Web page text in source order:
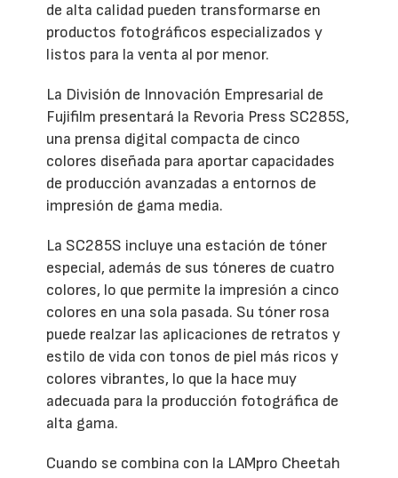
de alta calidad pueden transformarse en
productos fotográficos especializados y
listos para la venta al por menor.
La División de Innovación Empresarial de
Fujifilm presentará la Revoria Press SC285S,
una prensa digital compacta de cinco
colores diseñada para aportar capacidades
de producción avanzadas a entornos de
impresión de gama media.
La SC285S incluye una estación de tóner
especial, además de sus tóneres de cuatro
colores, lo que permite la impresión a cinco
colores en una sola pasada. Su tóner rosa
puede realzar las aplicaciones de retratos y
estilo de vida con tonos de piel más ricos y
colores vibrantes, lo que la hace muy
adecuada para la producción fotográfica de
alta gama.
Cuando se combina con la LAMpro Cheetah